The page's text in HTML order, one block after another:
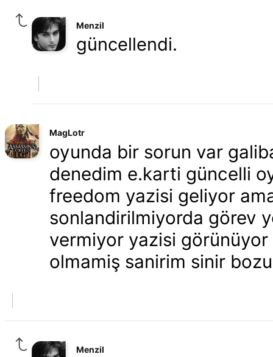
Menzil
güncellendi.
MagLotr
oyunda bir sorun var
denedim e.karti güncelli
freedom yazisi geliyor
sonlandirilmiyorda görev
vermiyor yazisi
olmamiş sanirim sinir
Menzil